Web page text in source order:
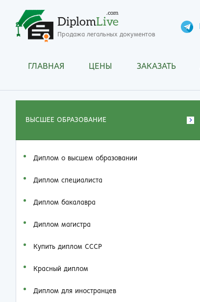
DiplomLive
.com
Продажа легальных документов
ГЛАВНАЯ ЦЕНЫ ЗАКАЗАТЬ
ВЫСШЕЕ ОБРАЗОВАНИЕ
Диплом о высшем образовании
Диплом специалиста
Диплом бакалавра
Диплом магистра
Купить диплом СССР
Красный диплом
Диплом для иностранцев